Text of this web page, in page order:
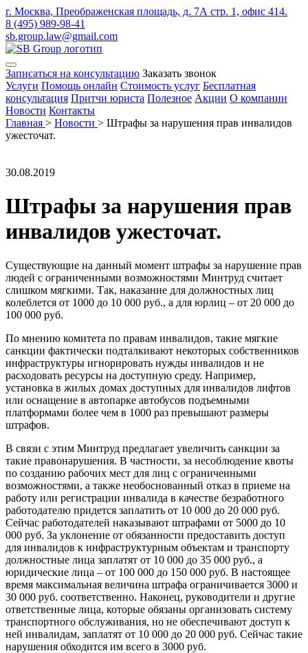
г. Москва, Преображенская площадь, д. 7А стр. 1, офис 414.
8 (495) 989-98-41
sb.group.law@gmail.com
Записаться на консультацию Заказать звонок
Услуги Помощь онлайн Стоимость услуг Бесплатная
консультация Притчи юриста Полезное Акции О компании
Новости Контакты
Главная > Новости > Штрафы за нарушения прав инвалидов
ужесточат.
30.08.2019
Штрафы за нарушения прав
инвалидов ужесточат.
Существующие на данный момент штрафы за нарушение прав
людей с ограниченными возможностями Минтруд считает
слишком мягкими. Так, наказание для должностных лиц
колеблется от 1000 до 10 000 руб., а для юрлиц – от 20 000 до
100 000 руб.
По мнению комитета по правам инвалидов, такие мягкие
санкции фактически подталкивают некоторых собственников
инфраструктуры игнорировать нужды инвалидов и не
расходовать ресурсы на доступную среду. Например,
установка в жилых домах доступных для инвалидов лифтов
или оснащение в автопарке автобусов подъемными
платформами более чем в 1000 раз превышают размеры
штрафов.
В связи с этим Минтруд предлагает увеличить санкции за
такие правонарушения. В частности, за несоблюдение квоты
по созданию рабочих мест для лиц с ограниченными
возможностями, а также необоснованный отказ в приеме на
работу или регистрации инвалида в качестве безработного
работодателю придется заплатить от 10 000 до 20 000 руб.
Сейчас работодателей наказывают штрафами от 5000 до 10
000 руб. За уклонение от обязанности предоставить доступ
для инвалидов к инфраструктурным объектам и транспорту
должностные лица заплатят от 10 000 до 35 000 руб., а
юридические лица – от 100 000 до 150 000 руб. В настоящее
время максимальная величина штрафа ограничивается 3000 и
30 000 руб. соответственно. Наконец, руководители и другие
ответственные лица, которые обязаны организовать систему
транспортного обслуживания, но не обеспечивают доступ к
ней инвалидам, заплатят от 10 000 до 20 000 руб. Сейчас такие
нарушения обходится им всего в 3000 руб.